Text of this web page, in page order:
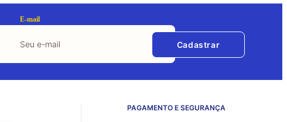
E-mail
Cadastrar
PAGAMENTO E SEGURANÇA